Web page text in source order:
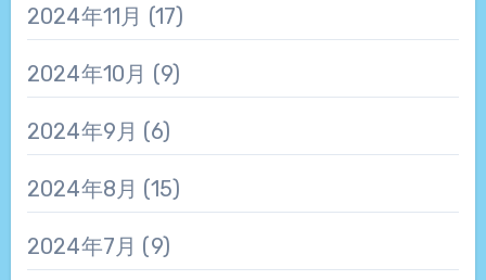
2024年11月 (17)
2024年10月 (9)
2024年9月 (6)
2024年8月 (15)
2024年7月 (9)